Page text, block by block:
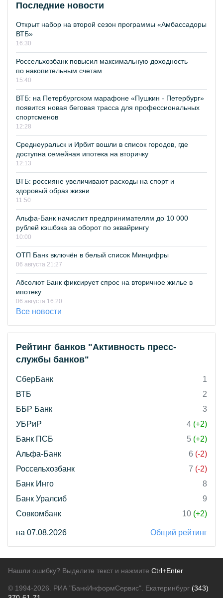
Последние новости
Открыт набор на второй сезон программы «Амбассадоры
ВТБ»
16:30
Россельхозбанк повысил максимальную доходность
по накопительным счетам
15:40
ВТБ: на Петербургском марафоне «Пушкин - Петербург»
появится новая беговая трасса для профессиональных
спортсменов
12:28
Среднеуральск и Ирбит вошли в список городов, где
доступна семейная ипотека на вторичку
12:13
ВТБ: россияне увеличивают расходы на спорт и
здоровый образ жизни
11:50
Альфа-Банк начислит предпринимателям до 10 000
рублей кэшбэка за оборот по эквайрингу
10:00
ОТП Банк включён в белый список Минцифры
06 августа 21:27
Абсолют Банк фиксирует спрос на вторичное жилье в
ипотеку
06 августа 16:20
Все новости
Рейтинг банков "Активность пресс-
службы банков"
СберБанк
1
ВТБ
2
ББР Банк
3
УБРиР
4 (+2)
Банк ПСБ
5 (+2)
Альфа-Банк
6 (-2)
Россельхозбанк
7 (-2)
Банк Инго
8
Банк Уралсиб
9
Совкомбанк
10 (+2)
на 07.08.2026 Общий рейтинг
Нашли ошибку? Выделите текст и нажмите Ctrl+Enter
© 1994-2026. РИА "БанкИнформСервис". Екатеринбург (343)